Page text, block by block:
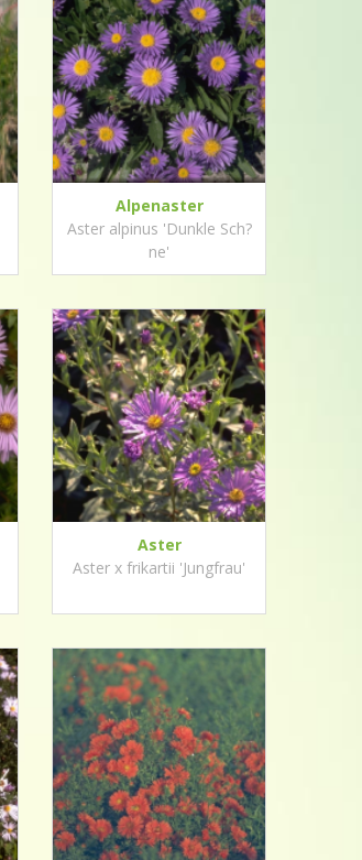
Alpenaster
Aster alpinus 'Dunkle Sch?
ne'
Aster
Aster x frikartii 'Jungfrau'